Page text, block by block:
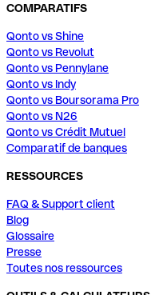
COMPARATIFS
Qonto vs Shine
Qonto vs Revolut
Qonto vs Pennylane
Qonto vs Indy
Qonto vs Boursorama Pro
Qonto vs N26
Qonto vs Crédit Mutuel
Comparatif de banques
RESSOURCES
FAQ & Support client
Blog
Glossaire
Presse
Toutes nos ressources